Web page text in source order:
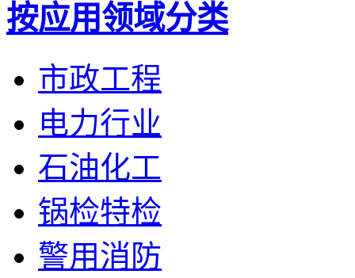
按应用领域分类
市政工程
电力行业
石油化工
锅检特检
警用消防